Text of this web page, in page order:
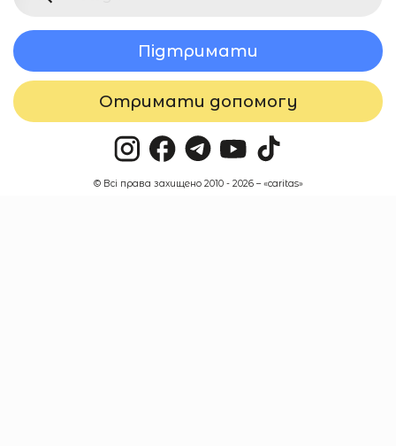
Підтримати
Отримати допомогу
© Всі права захищено 2010 - 2026 – «caritas»